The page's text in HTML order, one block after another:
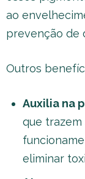
ao
prevenção de
Outros
Auxilia na
que trazem
eliminar